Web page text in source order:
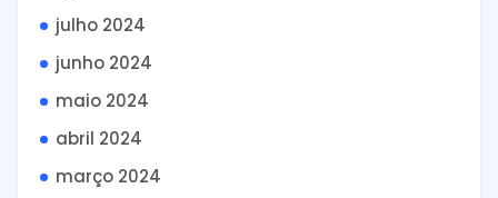
julho 2024
junho 2024
maio 2024
abril 2024
março 2024